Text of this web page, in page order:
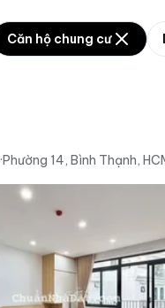
Căn hộ chung cư
·Phường 14, Bình Thạnh,